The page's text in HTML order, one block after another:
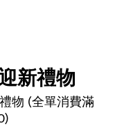
新禮物
物 (全單消費滿